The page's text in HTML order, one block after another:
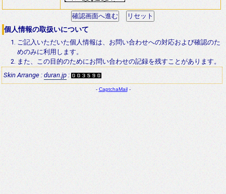
個人情報の取扱いについて
ご記入いただいた個人情報は、お問い合わせへの対応および確認のた
めのみに利用します。
また、この目的のためにお問い合わせの記録を残すことがあります。
Skin Arrange :duran.jp:
- CaptchaMail-